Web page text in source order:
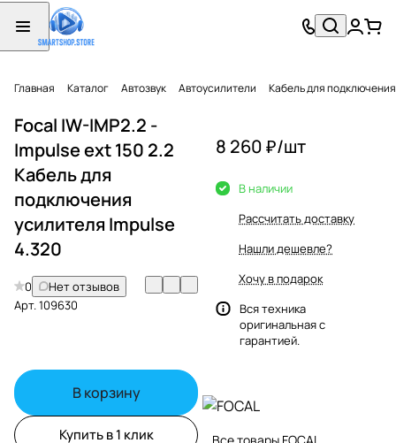
Главная Каталог Автозвук Автоусилители Кабель для
Focal IW-IMP2.2 -
Impulse ext 150 2.2
Кабель для
подключения
усилителя Impulse
4.320
0
Нет отзывов
Арт.109630
В корзину
Купить в 1 клик
8 260 ₽/шт
В наличии
Рассчитать доставку
Нашли дешевле?
Хочу в подарок
Вся техника
оригинальная с
гарантией.